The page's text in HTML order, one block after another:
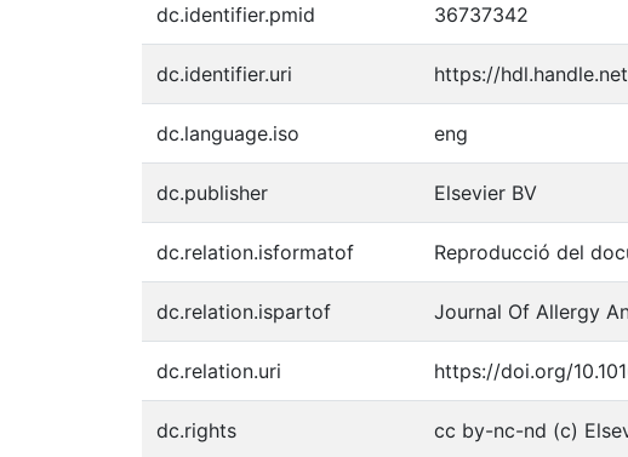
dc.identifier.pmid 36737342
dc.identifier.uri https://
dc.language.iso eng
dc.publisher Elsevier BV
dc.relation.isformatof Reproducció del
dc.relation.ispartof Journal Of Allergy
dc.relation.uri https://doi.org/
dc.rights cc by-nc-nd (c)